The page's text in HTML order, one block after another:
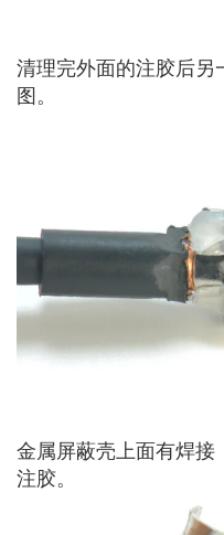
清理完外面的注胶后另
图。
金属屏蔽壳上面有焊接
注胶。